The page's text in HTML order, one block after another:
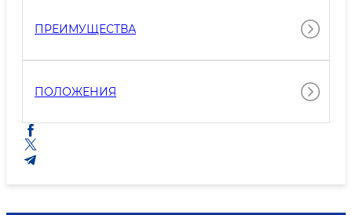
ПРЕИМУЩЕСТВА
ПОЛОЖЕНИЯ